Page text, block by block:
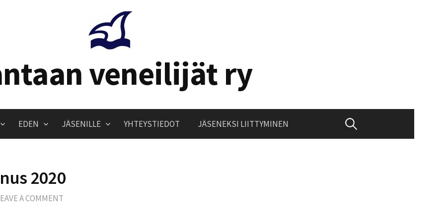
veneilijät ry
EDEN JÄSENILLE YHTEYSTIEDOT JÄSENEKSI LIITTYMINEN Haku:
2020
A COMMENT